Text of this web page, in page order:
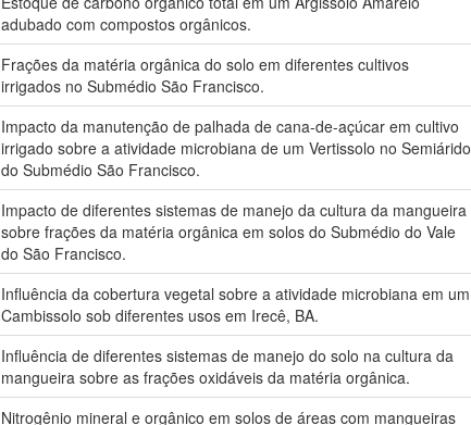
adubado com compostos orgânicos.
Frações da matéria orgânica do solo em diferentes cultivos
irrigados no Submédio São Francisco.
Impacto da manutenção de palhada de cana-de-açúcar em cultivo
irrigado sobre a atividade microbiana de um Vertissolo no Semiárido
do Submédio São Francisco.
Impacto de diferentes sistemas de manejo da cultura da mangueira
sobre frações da matéria orgânica em solos do Submédio do Vale
do São Francisco.
Influência da cobertura vegetal sobre a atividade microbiana em um
Cambissolo sob diferentes usos em Irecê, BA.
Influência de diferentes sistemas de manejo do solo na cultura da
mangueira sobre as frações oxidáveis da matéria orgânica.
Nitrogênio mineral e orgânico em solos de áreas com mangueiras